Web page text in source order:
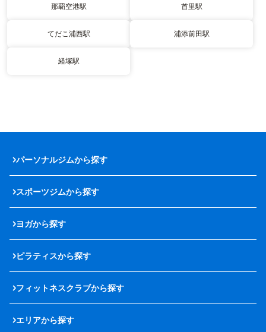
那覇空港駅 首里駅
てだこ浦西駅 浦添前田駅
経塚駅
パーソナルジムから探す
スポーツジムから探す
ヨガから探す
ピラティスから探す
フィットネスクラブから探す
エリアから探す